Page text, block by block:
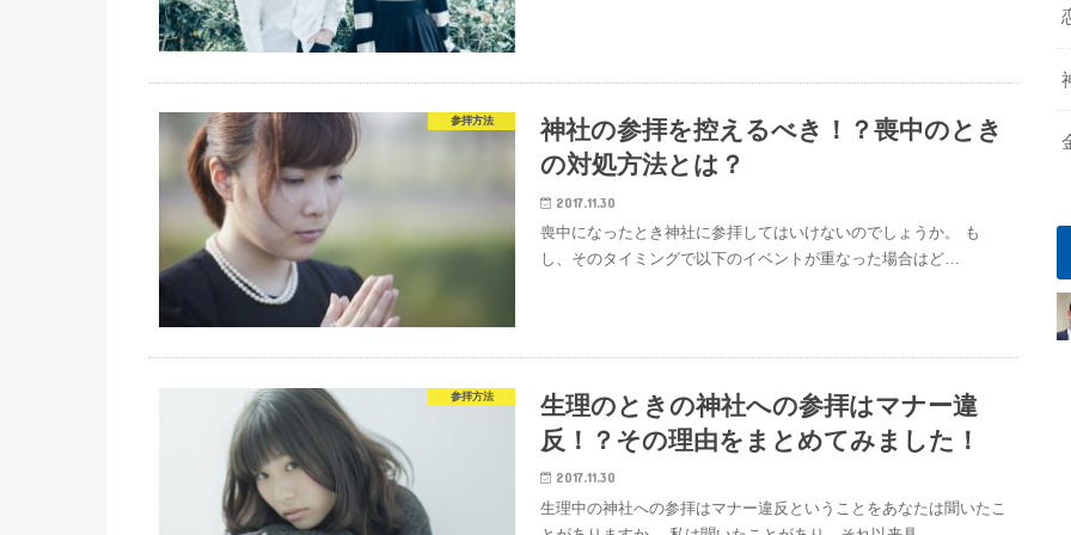
参拝方法
神社の参拝を控えるべき！？喪中のとき
の対処方法とは？
2017.11.30
喪中になったとき神社に参拝してはいけないのでしょうか。 も
し、そのタイミングで以下のイベントが重なった場合はど…
参拝方法
生理のときの神社への参拝はマナー違
反！？その理由をまとめてみました！
2017.11.30
生理中の神社への参拝はマナー違反ということをあなたは聞いたこ